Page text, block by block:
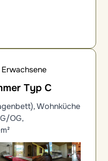
Erwachsene
Typ C
Wohnküche
OG,